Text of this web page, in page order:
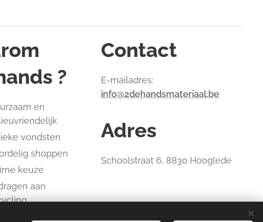
?
en
vondsten
shoppen
keuze
aan
Contact
E-mailadres:
info@2dehandsmateriaal.be
Adres
Schoolstraat 6, 8830 Hooglede